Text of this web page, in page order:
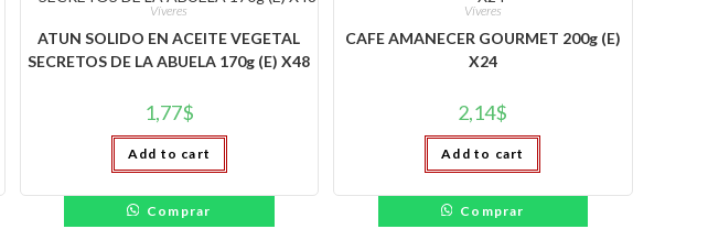
Víveres
ATUN SOLIDO EN ACEITE VEGETAL
SECRETOS DE LA ABUELA 170g (E) X48
1,77$
Add to cart
Comprar
Víveres
CAFE AMANECER GOURMET 200g (E)
X24
2,14$
Add to cart
Comprar